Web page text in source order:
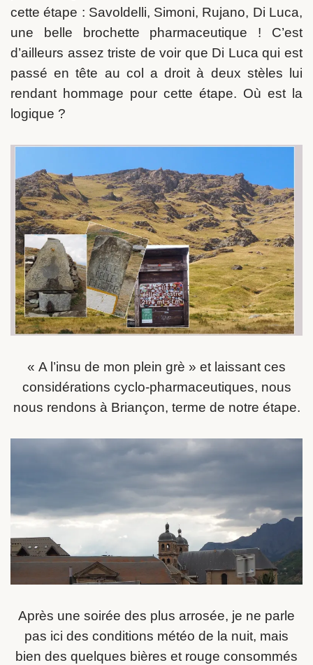
cette étape : Savoldelli, Simoni, Rujano, Di Luca,
une belle brochette pharmaceutique ! C’est
d’ailleurs assez triste de voir que Di Luca qui est
passé en tête au col a droit à deux stèles lui
rendant hommage pour cette étape. Où est la
logique ?
« A l’insu de mon plein grè » et laissant ces
considérations cyclo-pharmaceutiques, nous
nous rendons à Briançon, terme de notre étape.
Après une soirée des plus arrosée, je ne parle
pas ici des conditions météo de la nuit, mais
bien des quelques bières et rouge consommés